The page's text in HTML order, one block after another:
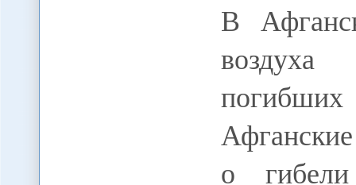
В
погибших
о